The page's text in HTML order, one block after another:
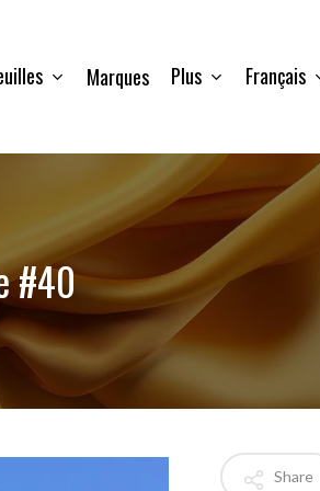
Marques Plus Français
#40
Share